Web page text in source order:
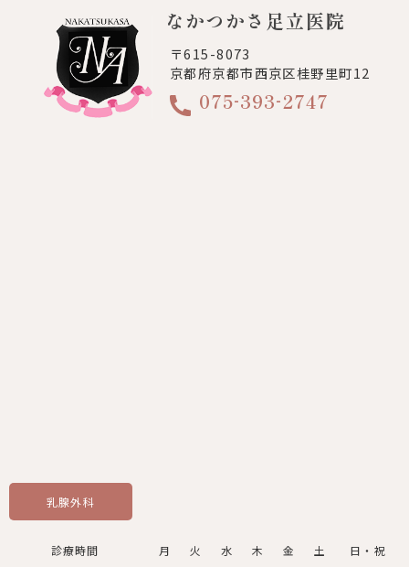
なかつかさ足立医院
〒615-8073
京都府京都市西京区桂野里町12
075-393-2747
乳腺外科
診療時間 月 火 水 木 金 土 日・祝